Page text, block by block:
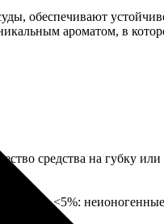
обеспечивают
ароматом, в
средства на губку
ПАВ; <5%: